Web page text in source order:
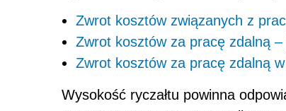
Zwrot kosztów związanych z
Zwrot kosztów za pracę zdalną
Zwrot kosztów za pracę zdalną
Wysokość ryczałtu powinna